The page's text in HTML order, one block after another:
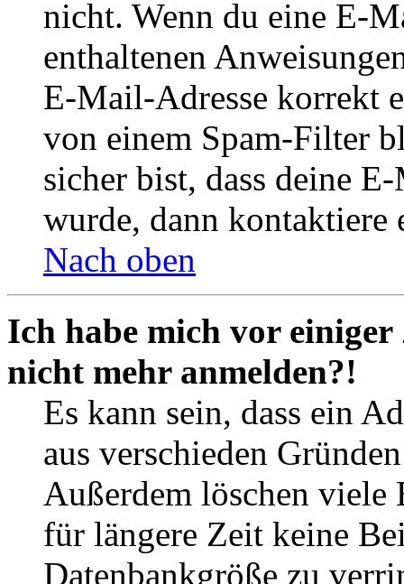
nicht. Wenn du eine E-
enthaltenen
E-Mail-Adresse korrekt
von einem Spam-Filter
sicher bist, dass deine
wurde, dann kontaktiere
Nach oben
Ich habe mich vor
nicht mehr anmelden?!
Es kann sein, dass ein
aus verschieden
Außerdem löschen viele
für längere Zeit keine
Datenbankgröße zu